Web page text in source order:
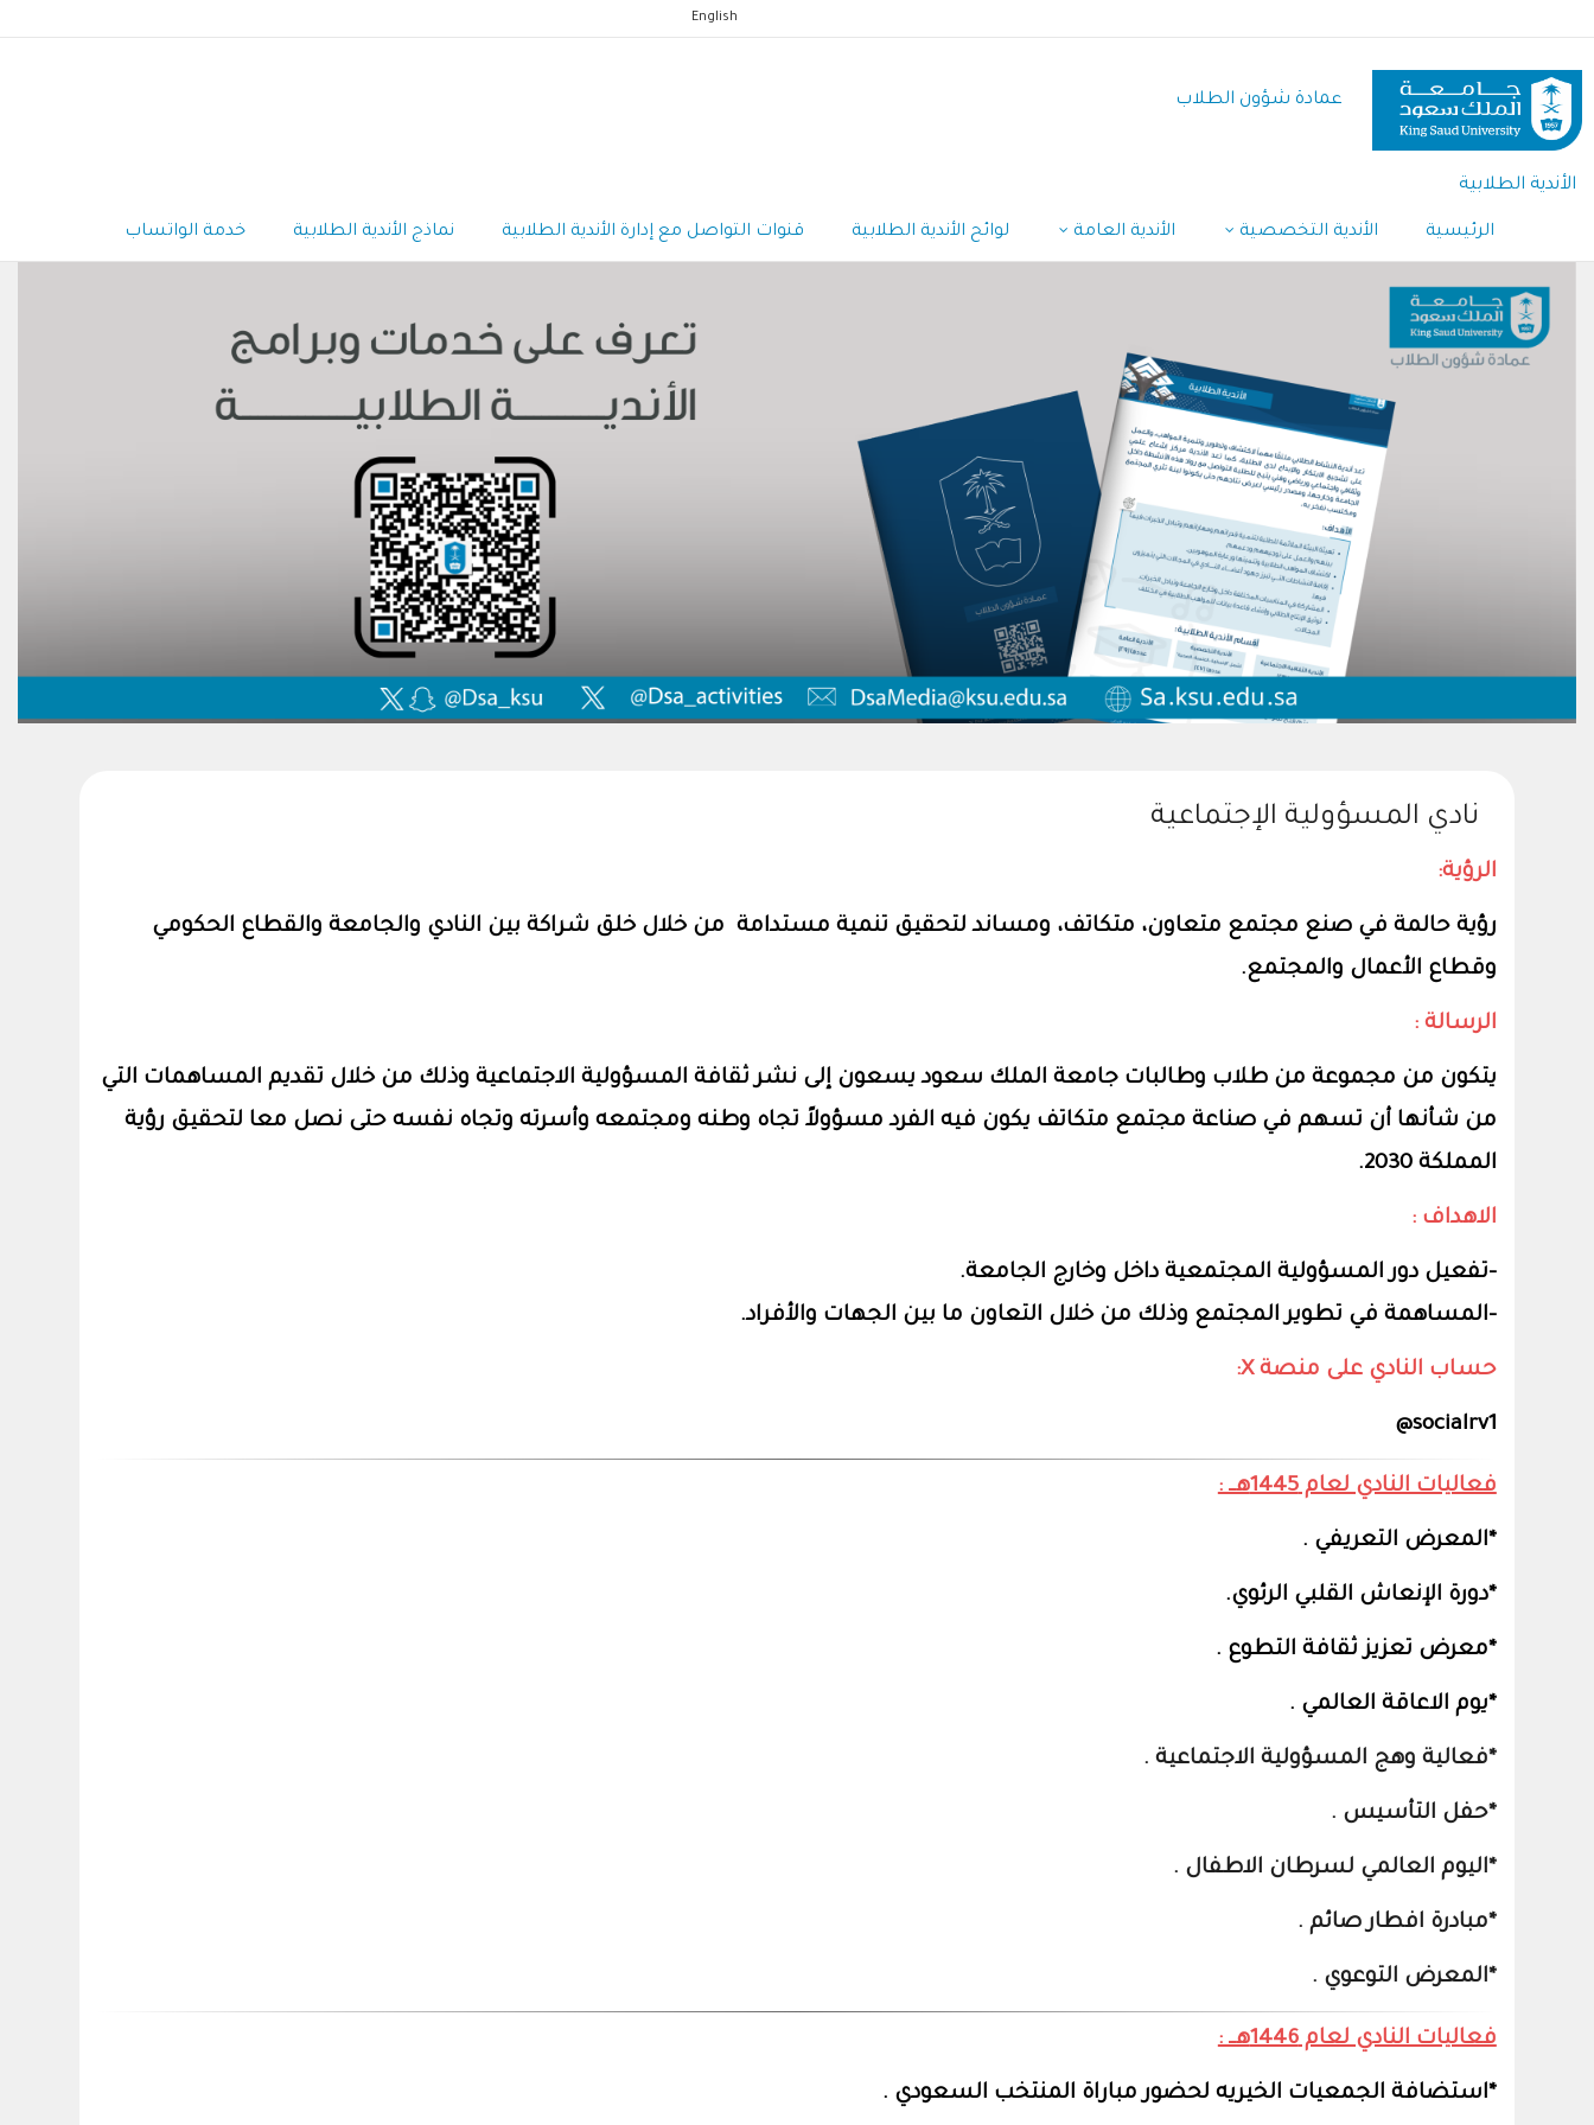
المحتوى
الرئيسي
English
عمادة شؤون الطلاب
الأندية الطلابية
الرئيسية الأندية التخصصية الأندية العامة لوائح الأندية الطلابية قنوات التواصل مع إدارة الأندية الطلابية نماذج الأندية الطلابية خدمة الواتساب
نادي المسؤولية الإجتماعية
الرؤية:
رؤية حالمة في صنع مجتمع متعاون، متكاتف، ومساند لتحقيق تنمية مستدامة من خلال خلق شراكة بين النادي والجامعة والقطاع الحكومي
وقطاع الأعمال والمجتمع.
الرسالة :
يتكون من مجموعة من طلاب وطالبات جامعة الملك سعود يسعون إلى نشر ثقافة المسؤولية الاجتماعية وذلك من خلال تقديم المساهمات التي
من شأنها أن تسهم في صناعة مجتمع متكاتف يكون فيه الفرد مسؤولاً تجاه وطنه ومجتمعه وأسرته وتجاه نفسه حتى نصل معا لتحقيق رؤية
المملكة 2030.
الاهداف :
-تفعيل دور المسؤولية المجتمعية داخل وخارج الجامعة.
‏-المساهمة في تطوير المجتمع وذلك من خلال التعاون ما بين الجهات والأفراد.
حساب النادي على منصة X:
socialrv1@
فعاليات النادي لعام 1445هــ :
*المعرض التعريفي .
*دورة الإنعاش القلبي الرئوي.
*معرض تعزيز ثقافة التطوع .
*يوم الاعاقة العالمي .
*فعالية وهج المسؤولية الاجتماعية .
*حفل التأسيس .
*اليوم العالمي لسرطان الاطفال .
*مبادرة افطار صائم .
*المعرض التوعوي .
فعاليات النادي لعام 1446هــ :
*استضافة الجمعيات الخيريه لحضور مباراة المنتخب السعودي .